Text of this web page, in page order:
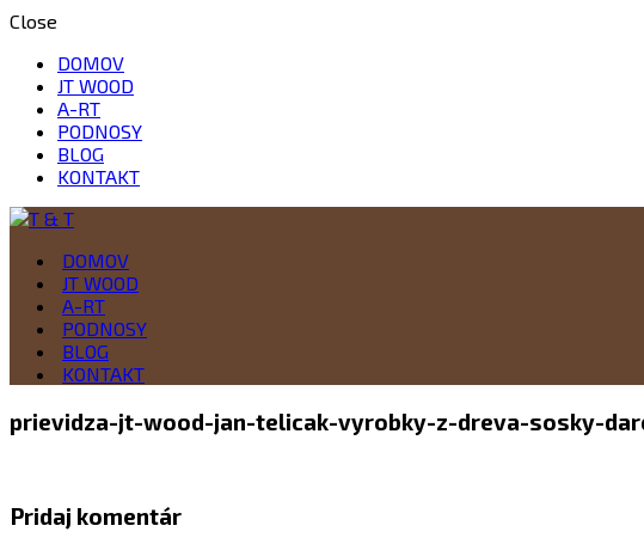
Close
DOMOV
JT WOOD
A-RT
PODNOSY
BLOG
KONTAKT
T & T
Drevo je naša vášeň
DOMOV
JT WOOD
A-RT
PODNOSY
BLOG
KONTAKT
prievidza-jt-wood-jan-telicak-vyrobky-z-dreva-sosky-
Pridaj komentár